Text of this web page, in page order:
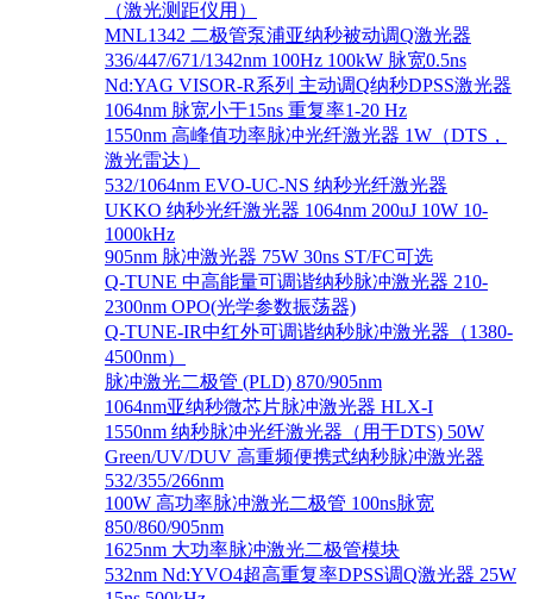
（激光测距仪用）
MNL1342 二极管泵浦亚纳秒被动调Q激光器
336/447/671/1342nm 100Hz 100kW 脉宽0.5ns
Nd:YAG VISOR-R系列 主动调Q纳秒DPSS激光器
1064nm 脉宽小于15ns 重复率1-20 Hz
1550nm 高峰值功率脉冲光纤激光器 1W（DTS，
激光雷达）
532/1064nm EVO-UC-NS 纳秒光纤激光器
UKKO 纳秒光纤激光器 1064nm 200uJ 10W 10-
1000kHz
905nm 脉冲激光器 75W 30ns ST/FC可选
Q-TUNE 中高能量可调谐纳秒脉冲激光器 210-
2300nm OPO(光学参数振荡器)
Q-TUNE-IR中红外可调谐纳秒脉冲激光器（1380-
4500nm）
脉冲激光二极管 (PLD) 870/905nm
1064nm亚纳秒微芯片脉冲激光器 HLX-I
1550nm 纳秒脉冲光纤激光器（用于DTS) 50W
Green/UV/DUV 高重频便携式纳秒脉冲激光器
532/355/266nm
100W 高功率脉冲激光二极管 100ns脉宽
850/860/905nm
1625nm 大功率脉冲激光二极管模块
532nm Nd:YVO4超高重复率DPSS调Q激光器 25W